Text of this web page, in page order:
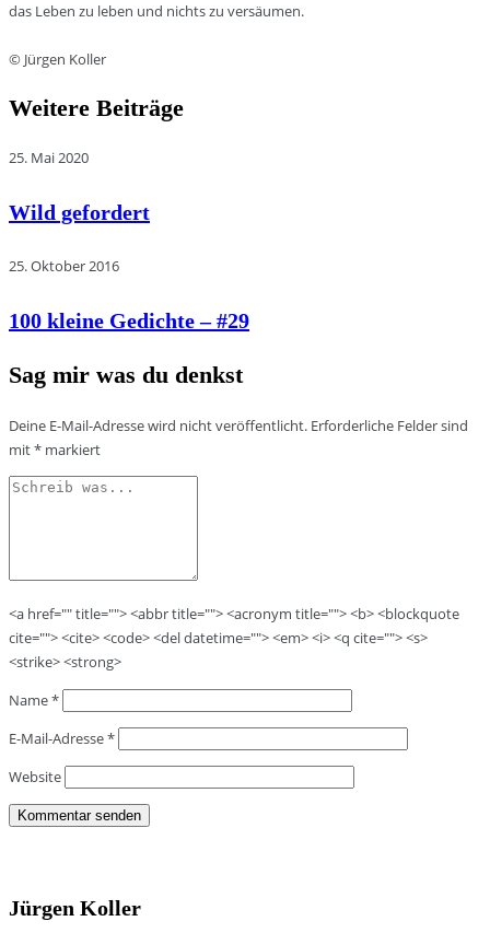
das Leben zu leben und nichts zu versäumen.
© Jürgen Koller
Weitere Beiträge
25. Mai 2020
Wild gefordert
25. Oktober 2016
100 kleine Gedichte – #29
Sag mir was du denkst
Deine E-Mail-Adresse wird nicht veröffentlicht. Erforderliche Felder sind
mit* markiert
<a href="" title=""> <abbr title=""> <acronym title=""> <b> <blockquote
cite=""> <cite> <code> <del datetime=""> <em> <i> <q cite=""> <s>
<strike> <strong>
Name*
E-Mail-Adresse*
Website
Jürgen Koller